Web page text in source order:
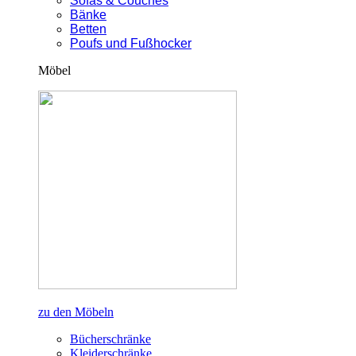
Bänke
Betten
Poufs und Fußhocker
Möbel
zu den Möbeln
Bücherschränke
Kleiderschränke